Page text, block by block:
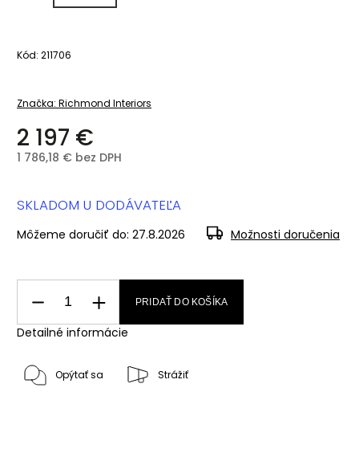
Kód: 211706
Značka: Richmond Interiors
2 197 €
1 786,18 € bez DPH
SKLADOM U DODÁVATEĽA
Môžeme doručiť do: 27.8.2026 Možnosti doručenia
PRIDAŤ DO KOŠÍKA
Detailné informácie
Opýtať sa Strážiť